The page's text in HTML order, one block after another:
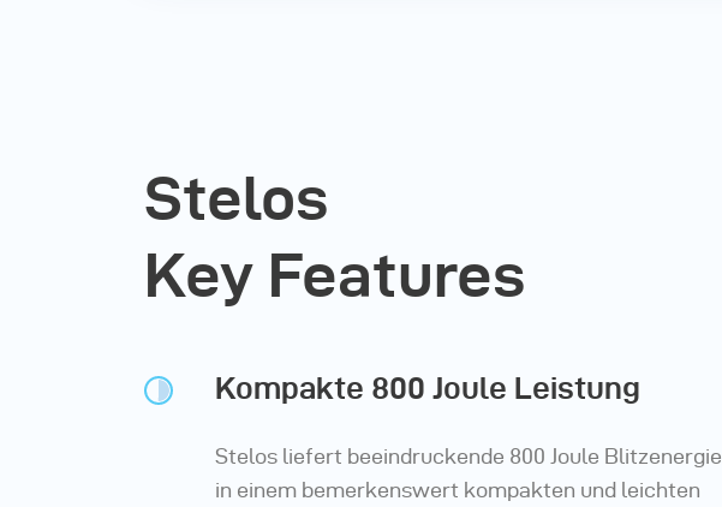
Stelos
Key Features
Kompakte 800 Joule Leistung
Stelos liefert beeindruckende 800 Joule Blitzenergie
in einem bemerkenswert kompakten und leichten